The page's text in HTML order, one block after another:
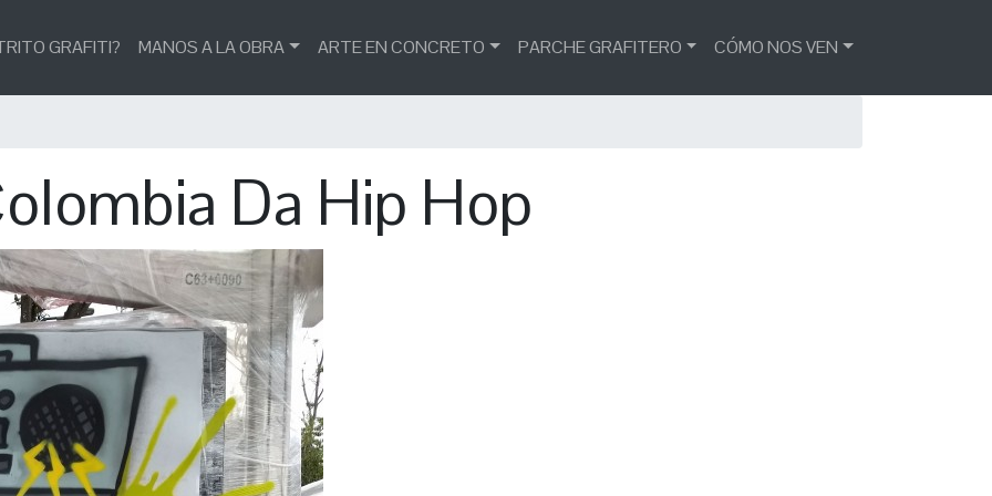
GRAFITI? MANOS A LA OBRA ARTE EN CONCRETO PARCHE GRAFITERO CÓMO NOS VEN
Da Hip Hop